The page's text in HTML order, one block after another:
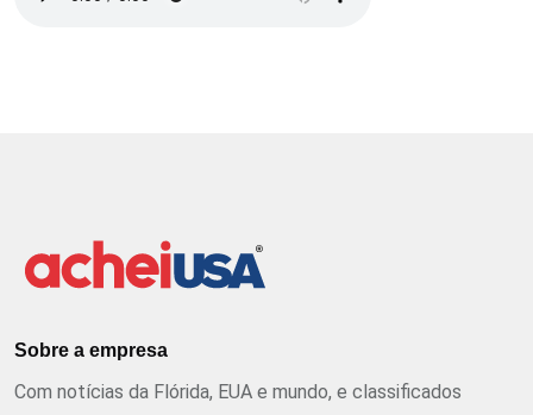
Sobre a empresa
Com notícias da Flórida, EUA e mundo, e classificados